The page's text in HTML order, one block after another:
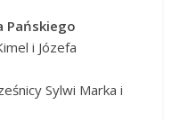
Pańskiego
i Józefa
Sylwi Marka i